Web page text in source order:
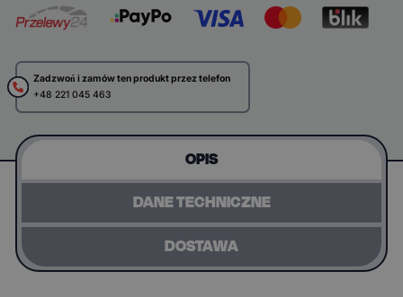
Zadzwoń i zamów ten produkt przez telefon
+48 221 045 463
OPIS
DANE TECHNICZNE
DOSTAWA